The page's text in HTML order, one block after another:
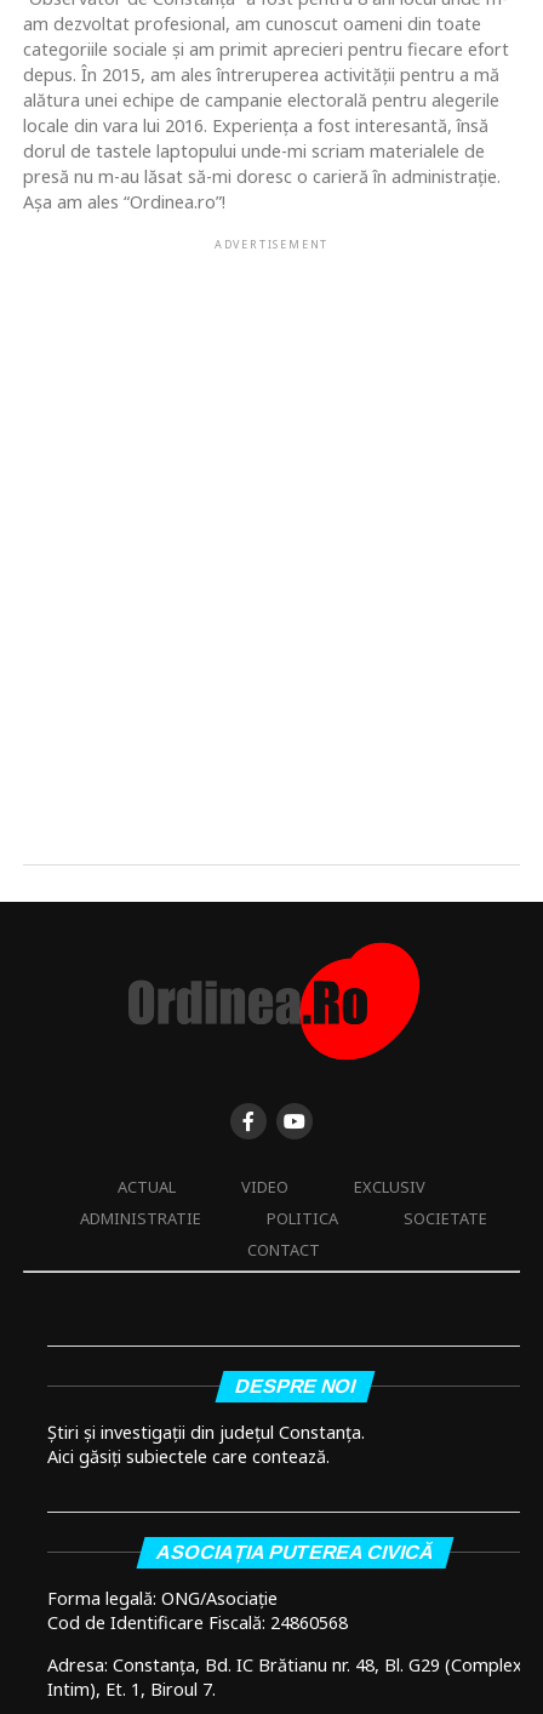
am dezvoltat profesional, am cunoscut oameni din toate
categoriile sociale și am primit aprecieri pentru fiecare efort
depus. În 2015, am ales întreruperea activității pentru a mă
alătura unei echipe de campanie electorală pentru alegerile
locale din vara lui 2016. Experiența a fost interesantă, însă
dorul de tastele laptopului unde-mi scriam materialele de
presă nu m-au lăsat să-mi doresc o carieră în administrație.
Așa am ales “Ordinea.ro”!
ADVERTISEMENT
ACTUAL VIDEO
EXCLUSIV
ADMINISTRATIE
POLITICA
SOCIETATE
CONTACT
DESPRE NOI
Știri și investigații din județul Constanța.
Aici găsiți subiectele care contează.
ASOCIAȚIA PUTEREA CIVICĂ
Forma legală: ONG/Asociație
Cod de Identificare Fiscală: 24860568
Adresa: Constanța, Bd. IC Brătianu nr. 48, Bl. G29 (Complex
Intim), Et. 1, Biroul 7.